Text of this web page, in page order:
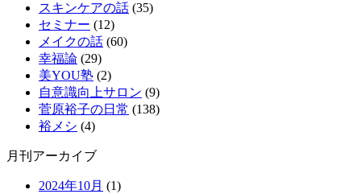
スキンケアの話 (35)
セミナー (12)
メイクの話 (60)
幸福論 (29)
美YOU塾 (2)
自意識向上サロン (9)
菅原裕子の日常 (138)
裕メシ (4)
月刊アーカイブ
2024年10月 (1)